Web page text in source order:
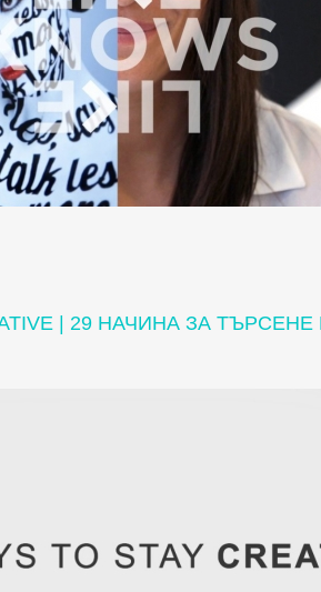
| 29 НАЧИНА ЗА